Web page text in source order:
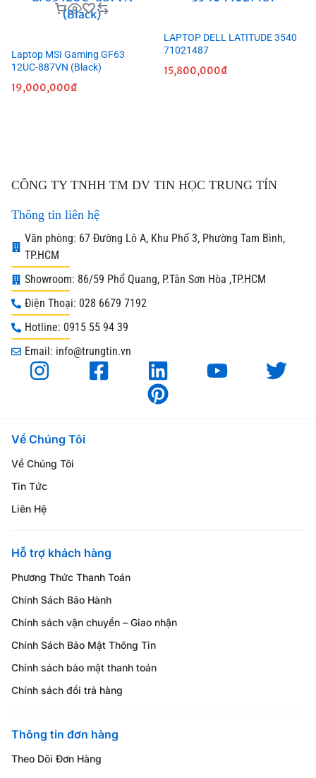
Laptop MSI Gaming GF63
12UC-887VN (Black)
19,000,000₫
LAPTOP DELL LATITUDE 3540
71021487
15,800,000₫
CÔNG TY TNHH TM DV TIN HỌC TRUNG TÍN
Thông tin liên hệ
Văn phòng: 67 Đường Lô A, Khu Phố 3, Phường Tam Bình,
TP.HCM
Showroom: 86/59 Phổ Quang, P.Tân Sơn Hòa ,TP.HCM
Điện Thoại: 028 6679 7192
Hotline: 0915 55 94 39
Email: info@trungtin.vn
Về Chúng Tôi
Về Chúng Tôi
Tin Tức
Liên Hệ
Hỗ trợ khách hàng
Phương Thức Thanh Toán
Chính Sách Bảo Hành
Chính sách vận chuyển – Giao nhận
Chính Sách Bảo Mật Thông Tin
Chính sách bảo mật thanh toán
Chính sách đổi trả hàng
Thông tin đơn hàng
Theo Dõi Đơn Hàng